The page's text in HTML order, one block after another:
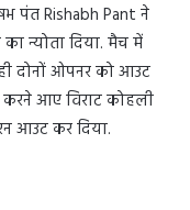
पंत Rishabh Pant ने
न्योता दिया. मैच में
दोनों ओपनर को आउट
आए विराट कोहली
आउट कर दिया.